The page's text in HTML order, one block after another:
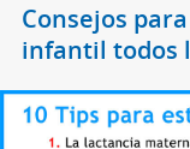
Consejos
infantil todos